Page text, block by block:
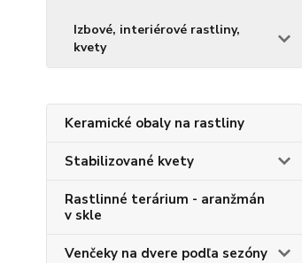
Izbové, interiérové rastliny,
kvety
Keramické obaly na rastliny
Stabilizované kvety
Rastlinné terárium - aranžmán
v skle
Venčeky na dvere podľa sezóny